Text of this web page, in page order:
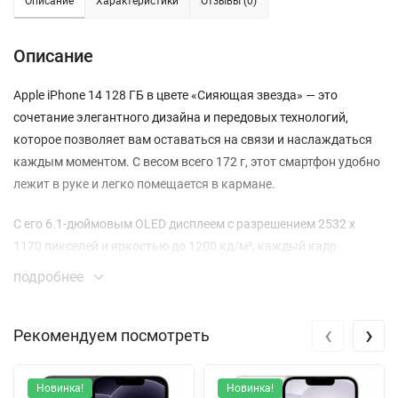
Описание
Apple iPhone 14 128 ГБ в цвете «Сияющая звезда» — это
сочетание элегантного дизайна и передовых технологий,
которое позволяет вам оставаться на связи и наслаждаться
каждым моментом. С весом всего 172 г, этот смартфон удобно
лежит в руке и легко помещается в кармане.
С его 6.1-дюймовым OLED дисплеем с разрешением 2532 x
1170 пикселей и яркостью до 1200 кд/м², каждый кадр
выглядит невероятно ярким и четким. Технология True Tone
высоком качестве благодаря великолепной контрастности
подробнее
Рекомендуем посмотреть
Новинка! Новинка!
‹ ›